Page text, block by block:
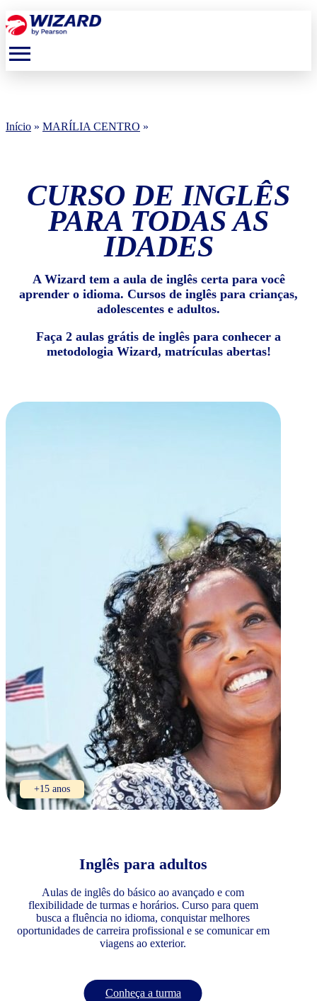
menu
Início » MARÍLIA CENTRO »
CURSO DE INGLÊS
PARA TODAS AS
IDADES
A Wizard tem a aula de inglês certa para você
aprender o idioma. Cursos de inglês para crianças,
adolescentes e adultos.
Faça 2 aulas grátis de inglês para conhecer a
metodologia Wizard, matrículas abertas!
+15 anos
Inglês para adultos
Aulas de inglês do básico ao avançado e com
flexibilidade de turmas e horários. Curso para quem
busca a fluência no idioma, conquistar melhores
oportunidades de carreira profissional e se comunicar em
viagens ao exterior.
Conheça a turma